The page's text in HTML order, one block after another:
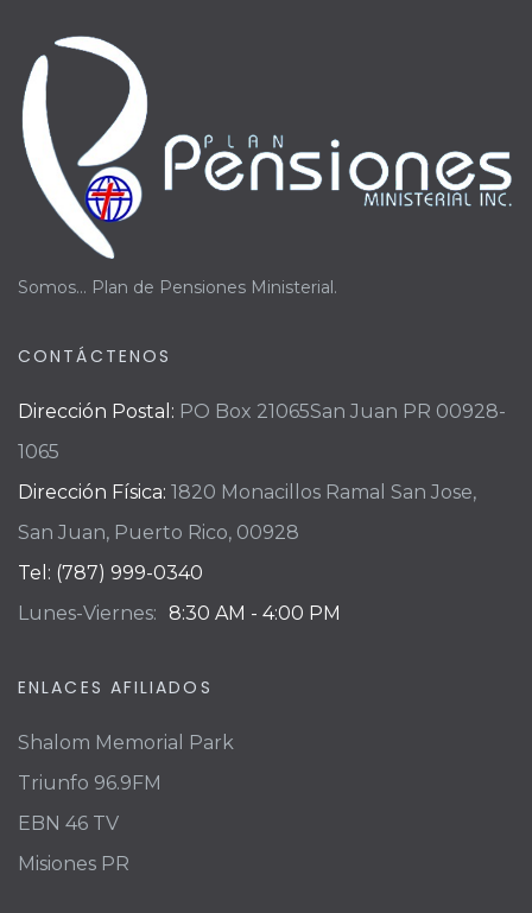
Somos... Plan de Pensiones Ministerial.
CONTÁCTENOS
Dirección Postal: PO Box 21065San Juan PR 00928-
1065
Dirección Física: 1820 Monacillos Ramal San Jose,
San Juan, Puerto Rico, 00928
Tel: (787) 999-0340
Lunes-Viernes: 8:30 AM - 4:00 PM
ENLACES AFILIADOS
Shalom Memorial Park
Triunfo 96.9FM
EBN 46 TV
Misiones PR